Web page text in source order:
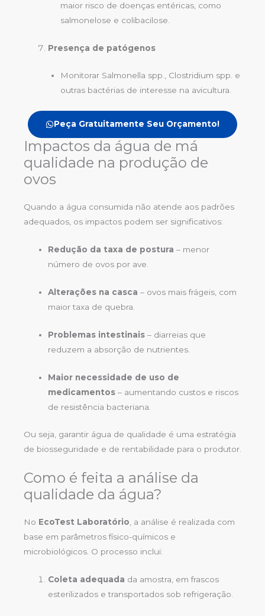
maior risco de doenças entéricas, como
salmonelose e colibacilose.
Presença de patógenos
Monitorar Salmonella spp., Clostridium spp. e
outras bactérias de interesse na avicultura.
Peça Gratuitamente Seu Orçamento!
Impactos da água de má
qualidade na produção de
ovos
Quando a água consumida não atende aos padrões
adequados, os impactos podem ser significativos:
Redução da taxa de postura – menor
número de ovos por ave.
Alterações na casca – ovos mais frágeis, com
maior taxa de quebra.
Problemas intestinais – diarreias que
reduzem a absorção de nutrientes.
Maior necessidade de uso de
medicamentos – aumentando custos e riscos
de resistência bacteriana.
Ou seja, garantir água de qualidade é uma estratégia
de biosseguridade e de rentabilidade para o produtor.
Como é feita a análise da
qualidade da água?
No EcoTest Laboratório, a análise é realizada com
base em parâmetros físico-químicos e
microbiológicos. O processo inclui:
Coleta adequada da amostra, em frascos
esterilizados e transportados sob refrigeração.